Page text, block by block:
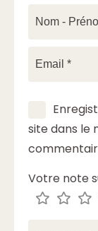
site dans le
Votre note